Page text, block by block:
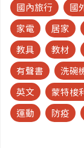
披
耶
河、
逛
國內旅行
國
家電
居家
教具
教材
有聲書
洗碗
英文
蒙特梭
運動
防疫